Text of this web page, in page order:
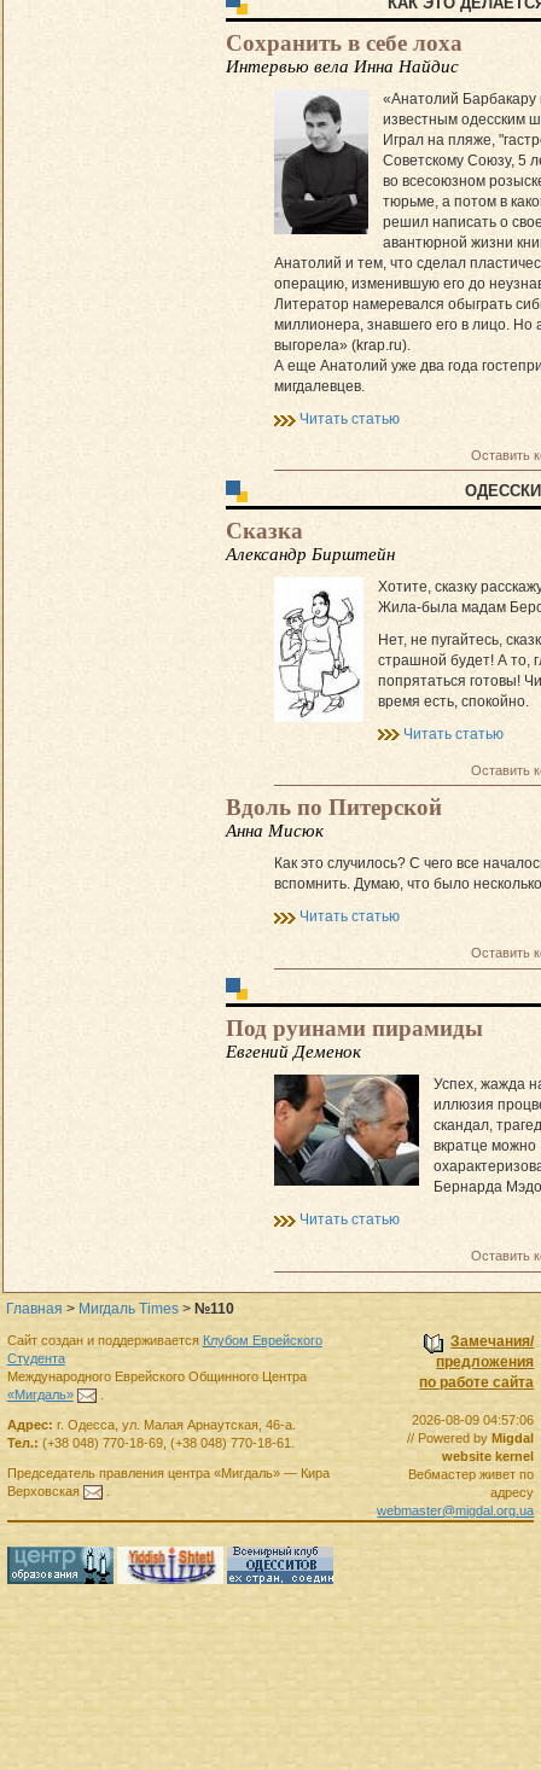
Сохранить в себе лоха
Интервью вела Инна Найдис
«Анатолий Барбакару
известным одесским
Играл на пляже,
Советскому Союзу, 5
во всесоюзном
тюрьме, а потом в
решил написать о
авантюрной жизни
Анатолий и тем, что сделал
операцию, изменившую его до
Литератор намеревался обыграть
миллионера, знавшего его в лицо. Но
выгорела» (krap.ru).
А еще Анатолий уже два года
мигдалевцев.
Читать статью
Оставить
Сказка
Александр Бирштейн
Хотите, сказку
Жила-была мадам
Нет, не пугайтесь,
страшной будет! А то,
попрятаться готовы!
время есть, спокойно.
Читать статью
Оставить
Вдоль по Питерской
Анна Мисюк
Как это случилось? С чего все
вспомнить. Думаю, что было
Читать статью
Оставить
Под руинами пирамиды
Евгений Деменок
Успех, жажда
иллюзия
скандал,
вкратце можно
Бернарда
Читать статью
Оставить
Главная > Мигдаль Times > №110
Замечания/
предложения
по работе сайта
2026-08-09 04:57:06
// Powered byMigdal
website kernel
Вебмастер живет по
адресу
webmaster@migdal.org.ua
Сайт создан и поддерживается Клубом Еврейского
Студента
Международного Еврейского Общинного Центра
«Мигдаль»
.
Адрес: г. Одесса, ул. Малая Арнаутская, 46-а.
Тел.: (+38 048) 770-18-69, (+38 048) 770-18-61
Председатель правленияцентра «Мигдаль»— Кира
Верховская
.